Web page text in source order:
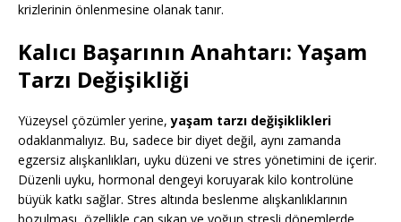
krizlerinin önlenmesine olanak tanır.
Kalıcı Başarının Anahtarı: Yaşam
Tarzı Değişikliği
Yüzeysel çözümler yerine,yaşam tarzı değişiklikleri
odaklanmalıyız. Bu, sadece bir diyet değil, aynı zamanda
egzersiz alışkanlıkları, uyku düzeni ve stres yönetimini de içerir.
Düzenli uyku, hormonal dengeyi koruyarak kilo kontrolüne
büyük katkı sağlar. Stres altında beslenme alışkanlıklarının